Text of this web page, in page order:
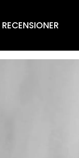
RECENSIONER